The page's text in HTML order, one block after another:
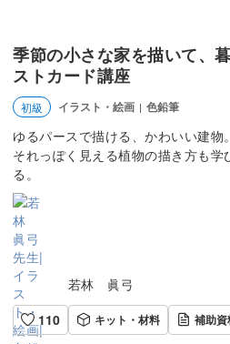
季節の小さな家を描いて、
ストカード講座
初級 イラスト・絵画 | 色鉛筆
ゆるパースで描ける、かわいい建物
それっぽく見える植物の描き方も
る。
若林 眞弓
110
キット・材料 補助資